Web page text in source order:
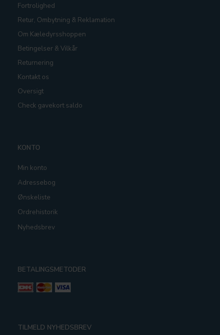
Fortrolighed
Retur, Ombytning & Reklamation
Om Kæledyrsshoppen
Betingelser & Vilkår
Returnering
Kontakt os
Oversigt
Check gavekort saldo
KONTO
Min konto
Adressebog
Ønskeliste
Ordrehistorik
Nyhedsbrev
BETALINGSMETODER
TILMELD NYHEDSBREV